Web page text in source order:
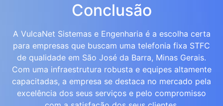
Conclusão
A VulcaNet Sistemas e Engenharia é a escolha certa
para empresas que buscam uma telefonia fixa STFC
de qualidade em São José da Barra, Minas Gerais.
Com uma infraestrutura robusta e equipes altamente
capacitadas, a empresa se destaca no mercado pela
excelência dos seus serviços e pelo compromisso